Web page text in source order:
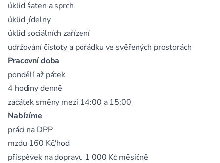
úklid šaten a sprch
úklid jídelny
úklid sociálních zařízení
udržování čistoty a pořádku ve svěřených prostorách
Pracovní doba
pondělí až pátek
4 hodiny denně
začátek směny mezi 14:00 a 15:00
Nabízíme
práci na DPP
mzdu 160 Kč/hod
příspěvek na dopravu 1 000 Kč měsíčně